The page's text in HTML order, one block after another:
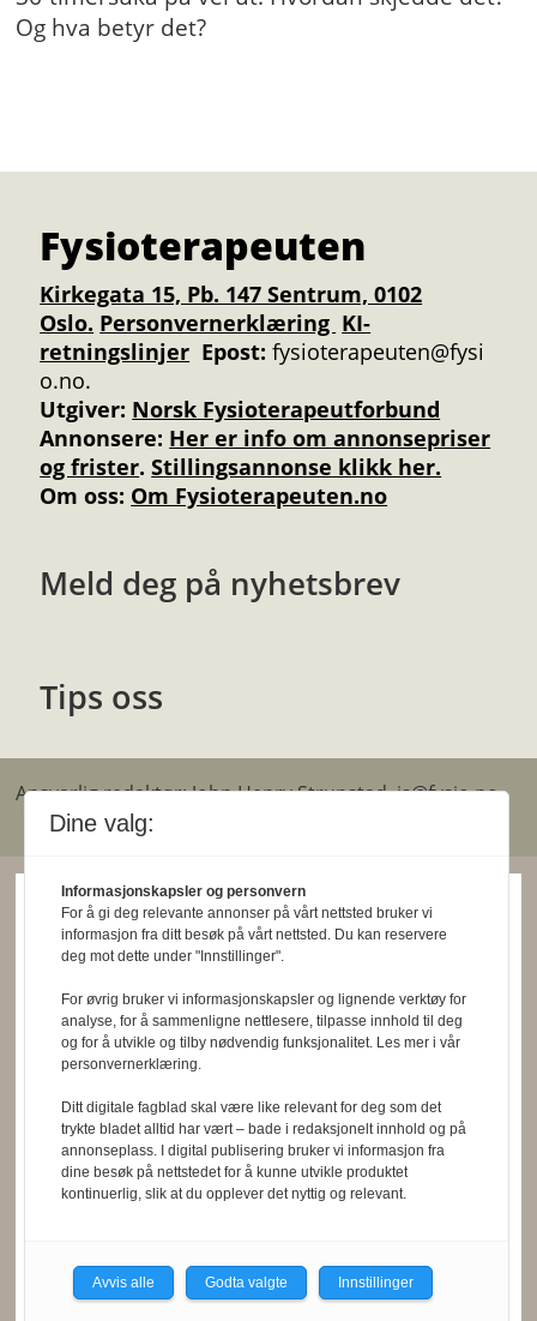
Og hva betyr det?
Fysioterapeuten
Kirkegata 15, Pb. 147 Sentrum, 0102
Oslo. Personvernerklæring KI-
retningslinjer Epost: fysioterapeuten@fysi
o.no.
Utgiver: Norsk Fysioterapeutforbund
Annonsere: Her er info om annonsepriser
og frister.Stillingsannonse klikk her.
Om oss: Om Fysioterapeuten.no
Meld deg på nyhetsbrev
Tips oss
Ansvarlig redaktør: John Henry Strupstad, js@fysio.no.
Dine valg:
Informasjonskapsler og personvern
For å gi deg relevante annonser på vårt nettsted bruker vi
informasjon fra ditt besøk på vårt nettsted. Du kan reservere
deg mot dette under "Innstillinger".
For øvrig bruker vi informasjonskapsler og lignende verktøy for
analyse, for å sammenligne nettlesere, tilpasse innhold til deg
og for å utvikle og tilby nødvendig funksjonalitet. Les mer i vår
personvernerklæring.
Ditt digitale fagblad skal være like relevant for deg som det
trykte bladet alltid har vært – bade i redaksjonelt innhold og på
annonseplass. I digital publisering bruker vi informasjon fra
dine besøk på nettstedet for å kunne utvikle produktet
kontinuerlig, slik at du opplever det nyttig og relevant.
Avvis alle Godta valgte Innstillinger